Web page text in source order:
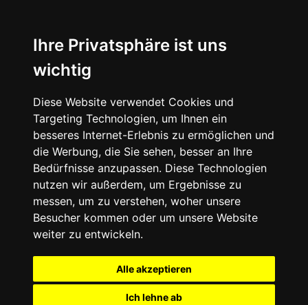
Ihre Privatsphäre ist uns
wichtig
Diese Website verwendet Cookies und
Targeting Technologien, um Ihnen ein
besseres Internet-Erlebnis zu ermöglichen und
die Werbung, die Sie sehen, besser an Ihre
Bedürfnisse anzupassen. Diese Technologien
nutzen wir außerdem, um Ergebnisse zu
messen, um zu verstehen, woher unsere
Besucher kommen oder um unsere Website
weiter zu entwickeln.
Alle akzeptieren
Ich lehne ab